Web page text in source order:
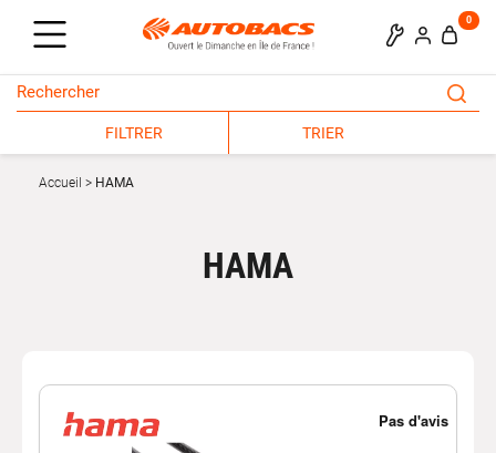
0
FILTRER TRIER
Accueil HAMA
HAMA